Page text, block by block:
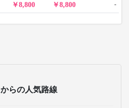
8,800 8,800 -
からの人気路線